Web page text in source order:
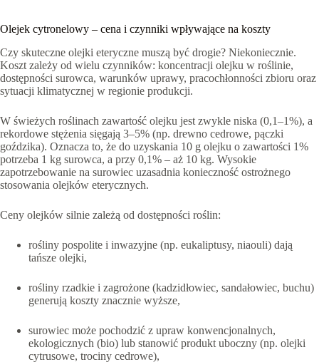
Olejek cytronelowy – cena i czynniki wpływające na koszty
Czy skuteczne olejki eteryczne muszą być drogie? Niekoniecznie.
Koszt zależy od wielu czynników: koncentracji olejku w roślinie,
dostępności surowca, warunków uprawy, pracochłonności zbioru oraz
sytuacji klimatycznej w regionie produkcji.
W świeżych roślinach zawartość olejku jest zwykle niska (0,1–1%), a
rekordowe stężenia sięgają 3–5% (np. drewno cedrowe, pączki
goździka). Oznacza to, że do uzyskania 10 g olejku o zawartości 1%
potrzeba 1 kg surowca, a przy 0,1% – aż 10 kg. Wysokie
zapotrzebowanie na surowiec uzasadnia konieczność ostrożnego
stosowania olejków eterycznych.
Ceny olejków silnie zależą od dostępności roślin:
rośliny pospolite i inwazyjne (np. eukaliptusy, niaouli) dają
tańsze olejki,
rośliny rzadkie i zagrożone (kadzidłowiec, sandałowiec, buchu)
generują koszty znacznie wyższe,
surowiec może pochodzić z upraw konwencjonalnych,
ekologicznych (bio) lub stanowić produkt uboczny (np. olejki
cytrusowe, trociny cedrowe),